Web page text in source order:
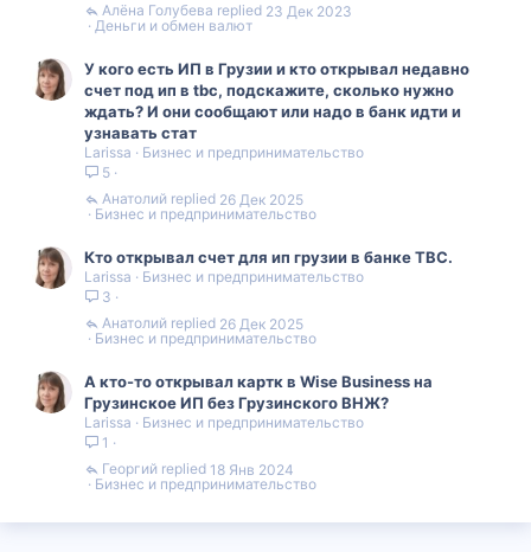
Деньги и обмен валют
23 Дек 2023
Алëна Голубева
У кого есть ИП в Грузии и кто открывал недавно
счет под ип в tbc, подскажите, сколько нужно
ждать? И они сообщают или надо в банк идти и
узнавать стат
Larissa
Бизнес и предпринимательство
5
Бизнес и предпринимательство
26 Дек 2025
Анатолий
Кто открывал счет для ип грузии в банке ТВС.
Larissa
Бизнес и предпринимательство
3
Бизнес и предпринимательство
26 Дек 2025
Анатолий
А кто-то открывал картк в Wise Business на
Грузинское ИП без Грузинского ВНЖ?
Larissa
Бизнес и предпринимательство
1
Бизнес и предпринимательство
18 Янв 2024
Георгий